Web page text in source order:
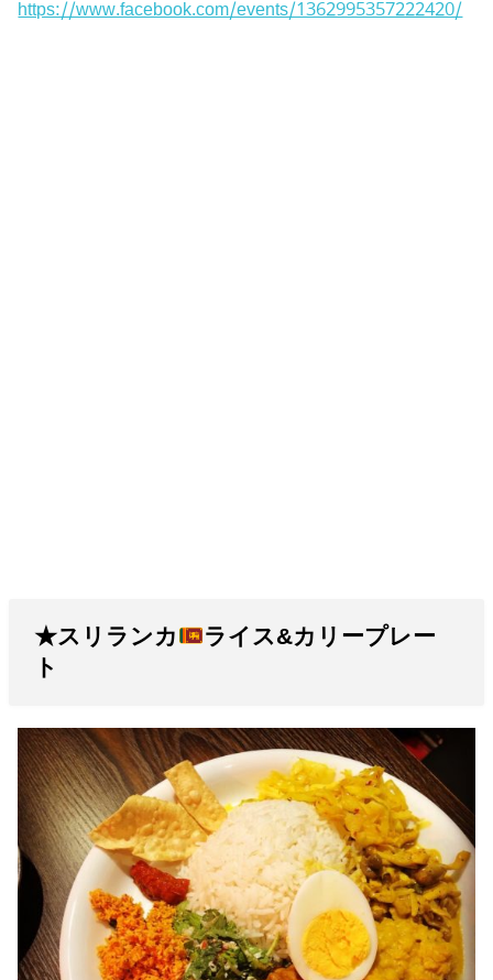
https://www.facebook.com/events/1362995357222420/
★スリランカ
ライス&カリープレー
ト